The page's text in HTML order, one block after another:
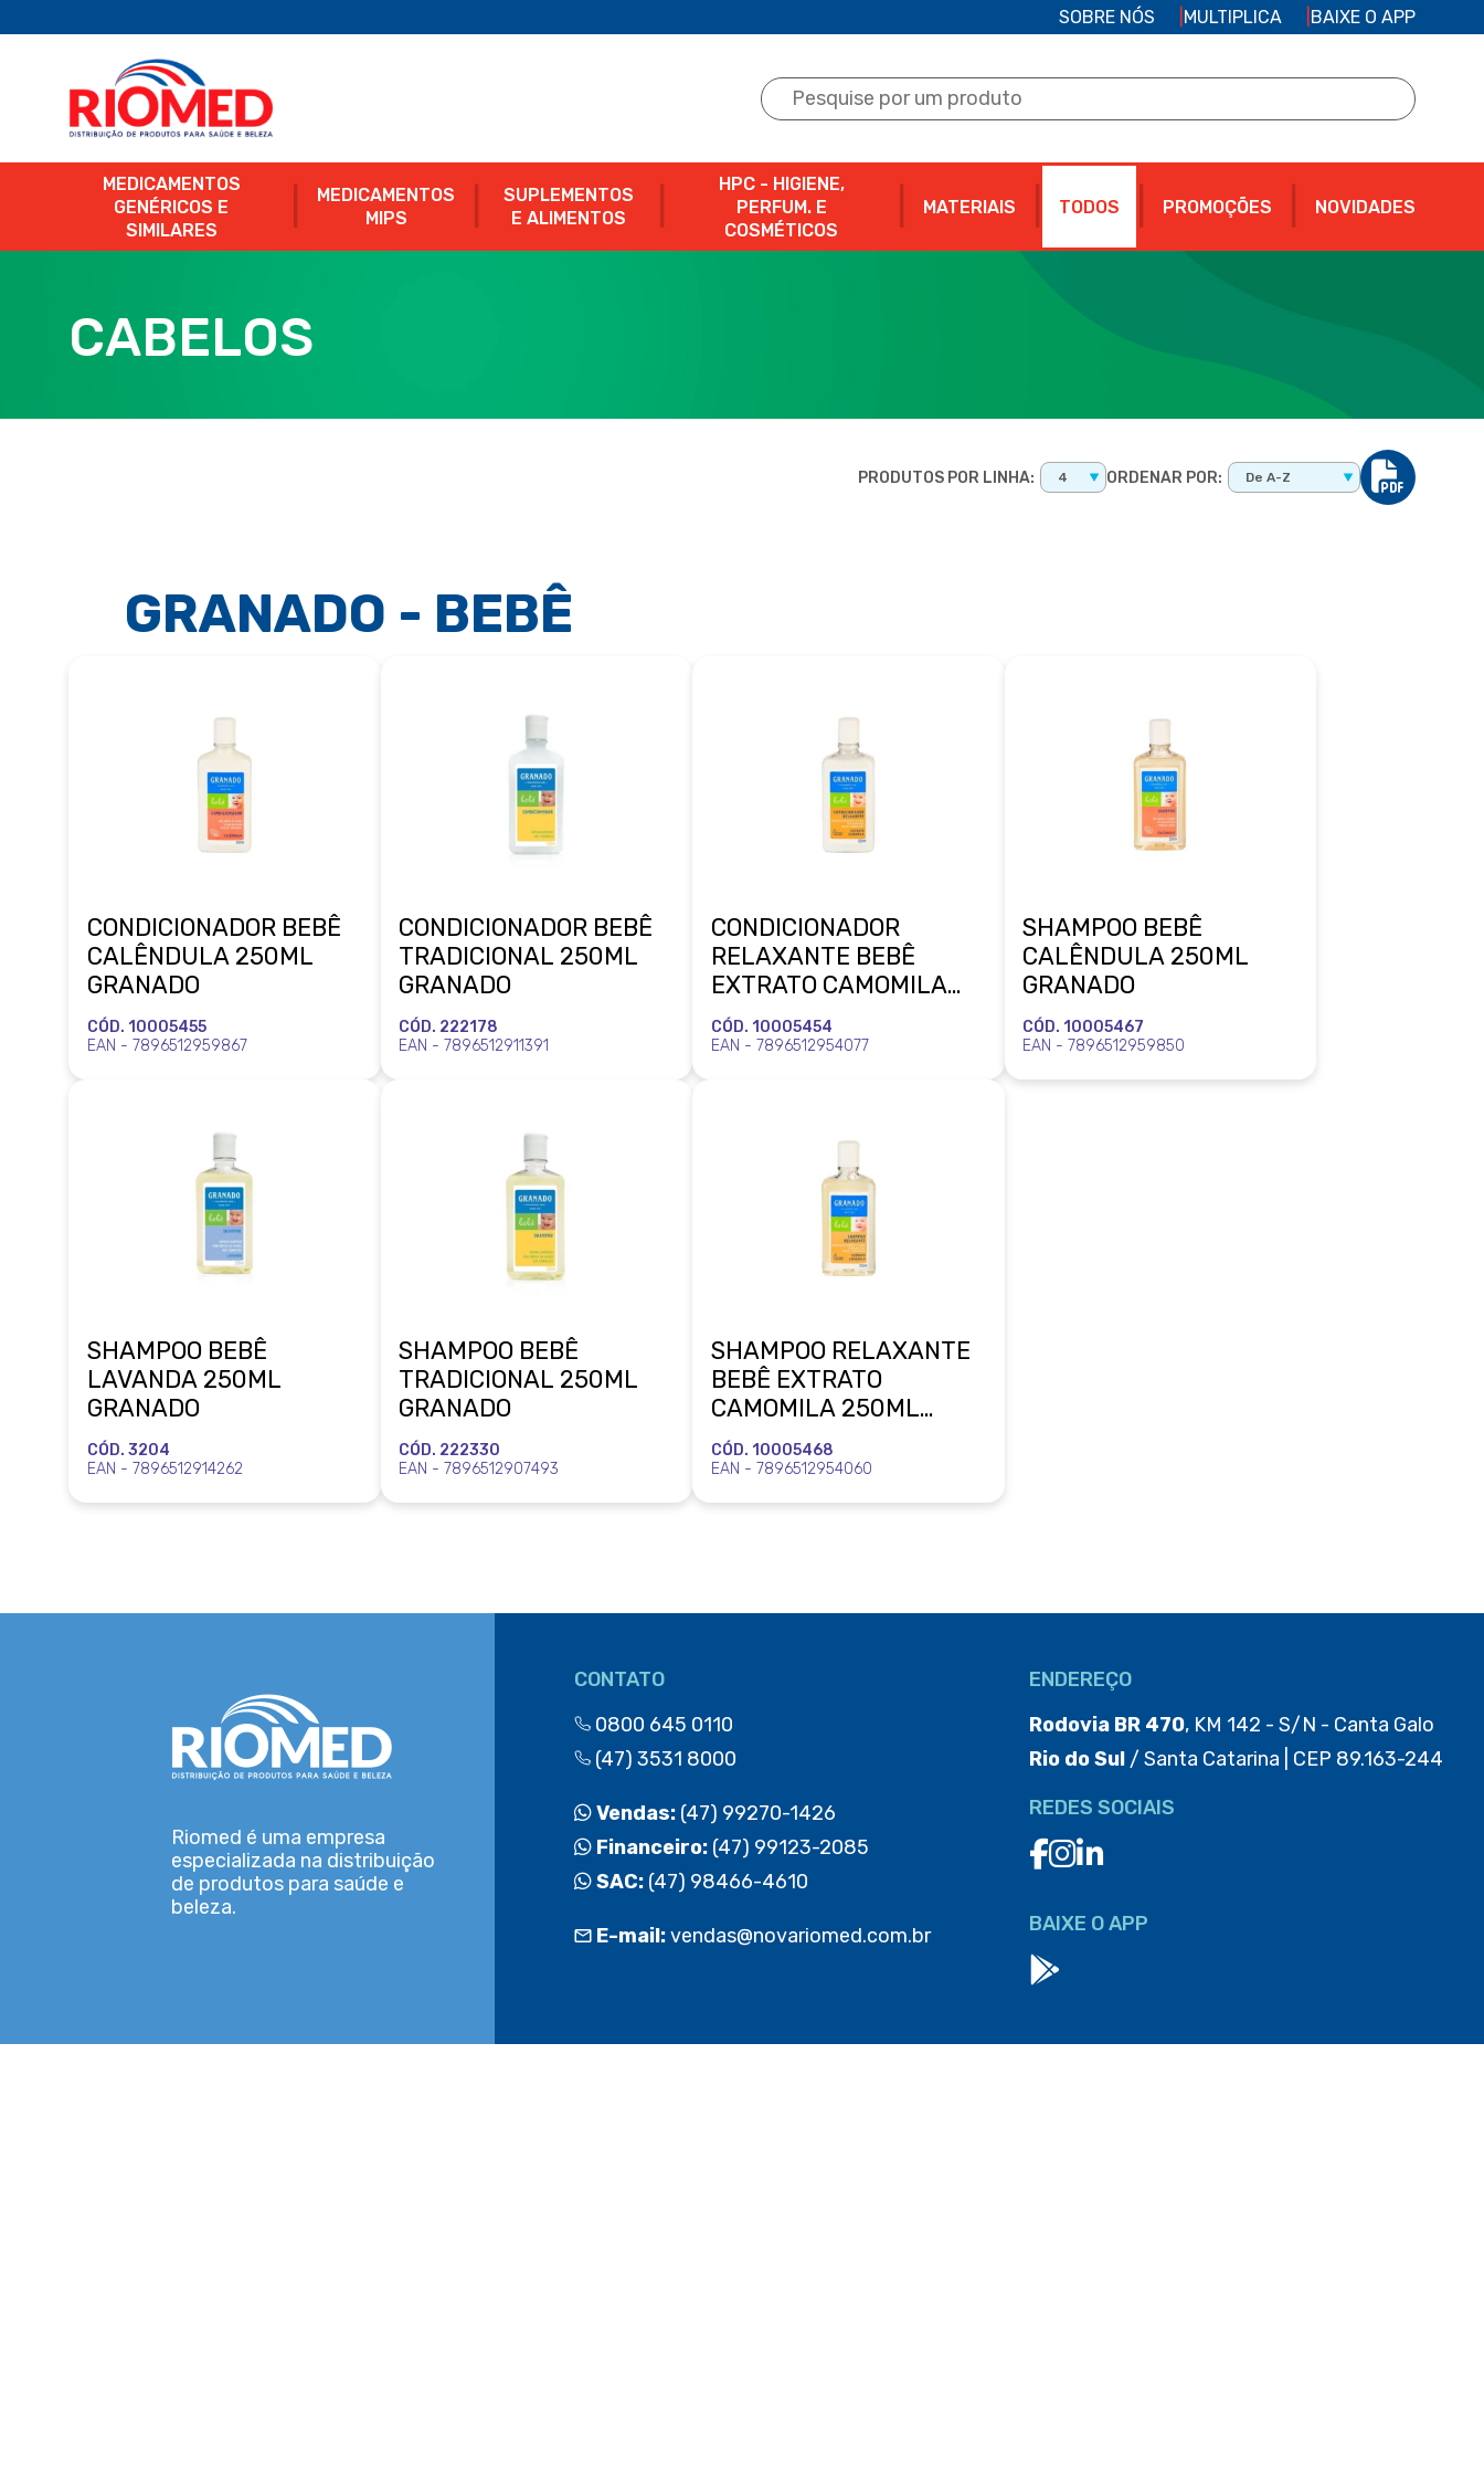
SOBRE NÓS MULTIPLICA BAIXE O APP
MEDICAMENTOS
GENÉRICOS E
SIMILARES
MEDICAMENTOS
MIPS
SUPLEMENTOS
E ALIMENTOS
HPC - HIGIENE,
PERFUM. E
COSMÉTICOS
MATERIAIS TODOS PROMOÇÕES NOVIDADES
CABELOS
PRODUTOS POR LINHA: 4 ORDENAR POR: De A-Z
GRANADO - BEBÊ
CONDICIONADOR BEBÊ
CALÊNDULA 250ML
GRANADO
CÓD. 10005455
EAN - 7896512959867
CONDICIONADOR BEBÊ
TRADICIONAL 250ML
GRANADO
CÓD. 222178
EAN - 7896512911391
CONDICIONADOR
RELAXANTE BEBÊ
EXTRATO CAMOMILA
250ML GRANADO
CÓD. 10005454
EAN - 7896512954077
SHAMPOO BEBÊ
CALÊNDULA 250ML
GRANADO
CÓD. 10005467
EAN - 7896512959850
SHAMPOO BEBÊ
LAVANDA 250ML
GRANADO
CÓD. 3204
EAN - 7896512914262
SHAMPOO BEBÊ
TRADICIONAL 250ML
GRANADO
CÓD. 222330
EAN - 7896512907493
SHAMPOO RELAXANTE
BEBÊ EXTRATO
CAMOMILA 250ML
GRANADO
CÓD. 10005468
EAN - 7896512954060
Riomed é uma empresa
especializada na distribuição
de produtos para saúde e
beleza.
CONTATO
0800 645 0110
(47) 3531 8000
Vendas: (47) 99270-1426
Financeiro: (47) 99123-2085
SAC: (47) 98466-4610
E-mail:vendas@novariomed.com.br
ENDEREÇO
Rodovia BR 470, KM 142 - S/N - Canta Galo
Rio do Sul/ Santa Catarina | CEP 89.163-244
REDES SOCIAIS
BAIXE O APP